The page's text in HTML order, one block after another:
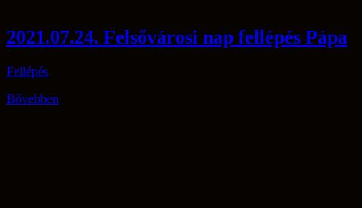
2021.07.24. Felsővárosi nap fellépés Pápa
Fellépés
Bővebben